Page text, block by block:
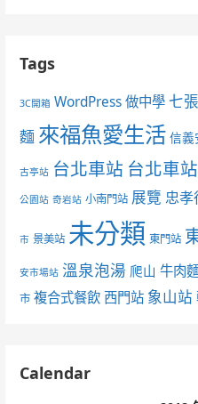
Tags
3C開箱 WordPress 做中學 七
麵 來福魚愛生活 信義
古亭站 台北車站 台北車站
公園站 奇岩站 小南門站 展覽 忠孝
市 景美站 未分類 東門站
安市場站 溫泉泡湯 爬山 牛肉
市 複合式餐飲 西門站 象山站
Calendar